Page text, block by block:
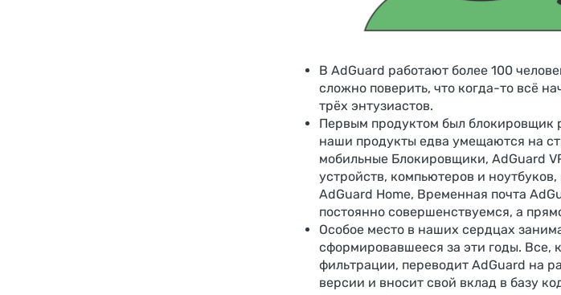
В AdGuard работают более 100
сложно поверить, что когда-то всё
трёх энтузиастов.
Первым продуктом был блокировщик
наши продукты едва умещаются на
мобильные Блокировщики, AdGuard
устройств, компьютеров и
AdGuard Home, Временная почта
постоянно совершенствуемся, а
Особое место в наших сердцах
сформировавшееся за эти годы. Все,
фильтрации, переводит AdGuard на
версии и вносит свой вклад в базу